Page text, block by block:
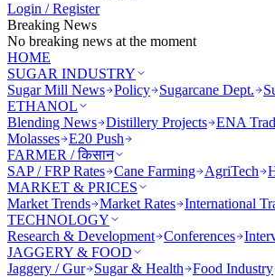
Login / Register
Breaking News
No breaking news at the moment
HOME
SUGAR INDUSTRY
Sugar Mill News Policy Sugarcane Dept.
ETHANOL
Blending News Distillery Projects ENA
Molasses E20 Push
FARMER / किसान
SAP / FRP Rates Cane Farming AgriTech
MARKET & PRICES
Market Trends Market Rates International
TECHNOLOGY
Research & Development Conferences
JAGGERY & FOOD
Jaggery / Gur
Sugar & Health Food Industry